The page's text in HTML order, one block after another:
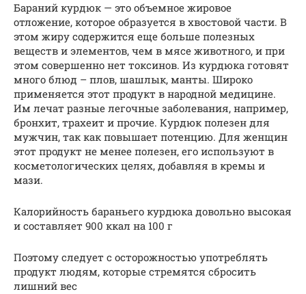
Бараний курдюк — это объемное жировое
отложение, которое образуется в хвостовой части. В
этом жиру содержится еще больше полезных
веществ и элементов, чем в мясе животного, и при
этом совершенно нет токсинов. Из курдюка готовят
много блюд – плов, шашлык, манты. Широко
применяется этот продукт в народной медицине.
Им лечат разные легочные заболевания, например,
бронхит, трахеит и прочие. Курдюк полезен для
мужчин, так как повышает потенцию. Для женщин
этот продукт не менее полезен, его используют в
косметологических целях, добавляя в кремы и
мази.
Калорийность бараньего курдюка довольно высокая
и составляет 900 ккал на 100 г
Поэтому следует с осторожностью употреблять
продукт людям, которые стремятся сбросить
лишний вес